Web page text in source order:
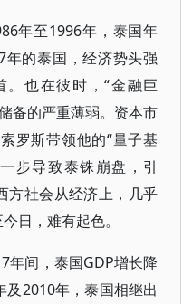
年至1996年，泰国年
年的泰国，经济势头强
。也在彼时，“金融巨
备的严重薄弱。资本市
罗斯带领他的“量子基
步导致泰铢崩盘，引
方社会从经济上，几乎
日，难有起色。
年间，泰国GDP增长降
2010年，泰国相继出